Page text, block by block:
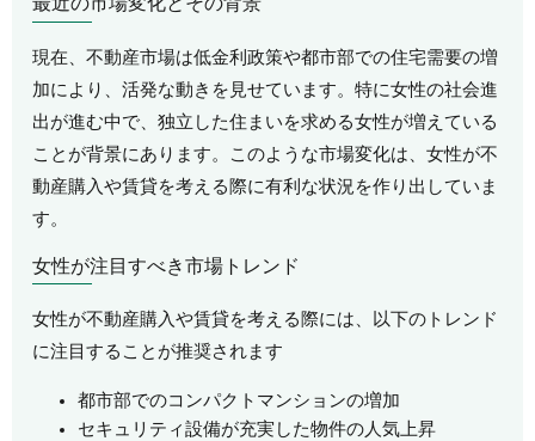
現在、不動産市場は低金利政策や都市部での住宅需要の増
加により、活発な動きを見せています。特に女性の社会進
出が進む中で、独立した住まいを求める女性が増えている
ことが背景にあります。このような市場変化は、女性が不
動産購入や賃貸を考える際に有利な状況を作り出していま
す。
女性が注目すべき市場トレンド
女性が不動産購入や賃貸を考える際には、以下のトレンド
に注目することが推奨されます
都市部でのコンパクトマンションの増加
セキュリティ設備が充実した物件の人気上昇